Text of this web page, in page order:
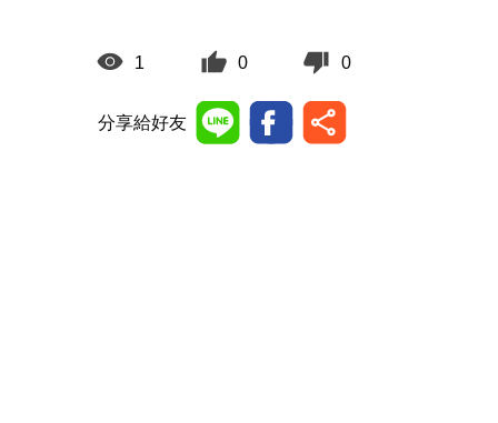
1 0 0
分享給好友